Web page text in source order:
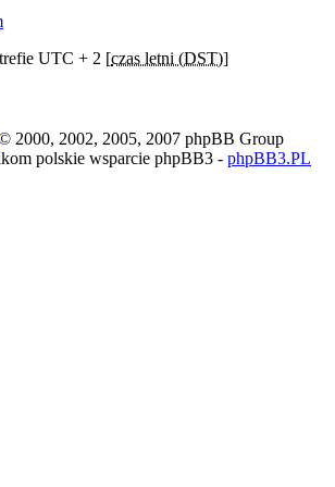
UTC + 2 [czas letni (DST)]
2000, 2002, 2005, 2007 phpBB Group
polskie wsparcie phpBB3 - phpBB3.PL